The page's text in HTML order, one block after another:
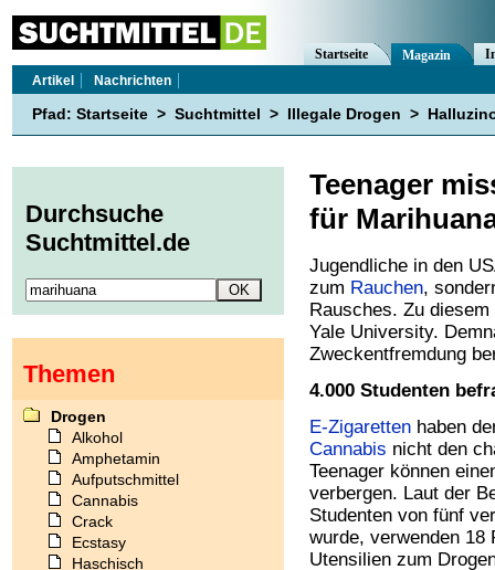
Teenager
für
Jugendliche in den
zum Rauchen,
Rausches. Zu
Yale University.
Zweckentfremdung
4.000 Studenten
E-Zigaretten haben
Cannabis nicht den
Teenager können
verbergen. Laut der
Studenten von fünf
wurde, verwenden 18
Utensilien zum
Startseite Magazin
Artikel
Nachrichten
Pfad: Startseite > Suchtmittel > Illegale Drogen >
Durchsuche
Suchtmittel.de
Themen
Drogen
Alkohol
Amphetamin
Aufputschmittel
Cannabis
Crack
Ecstasy
Haschisch